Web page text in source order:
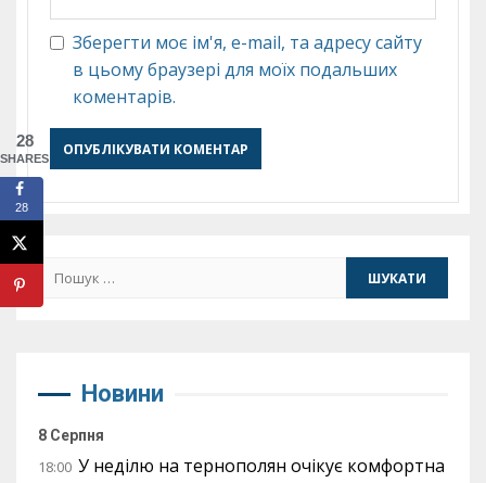
Зберегти моє ім'я, e-mail, та адресу сайту
в цьому браузері для моїх подальших
коментарів.
Пошук:
Новини
8 Серпня
18:00 У неділю на тернополян очікує комфортна
28
SHARES
28